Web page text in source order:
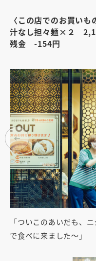
〈この店でのお買いも
汁なし担々麺×２
残金 -154円
「ついこのあいだも、
で食べに来ました～」